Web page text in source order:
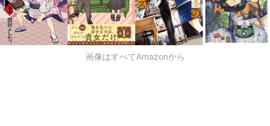
画像はすべてAmazonから